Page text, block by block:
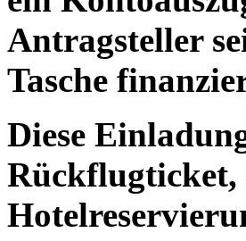
Antragsteller
Tasche
Diese
Rückflugticket,